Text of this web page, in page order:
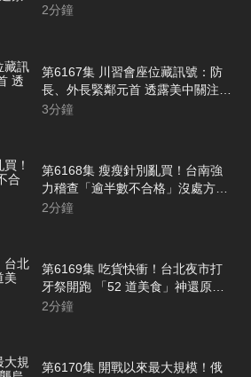
1700多人遭禁下船
2分鐘
第6167集 川習會座位藏訊號：防
長、外長緊鄰元首 透露美中關注焦
點
3分鐘
第6168集 瘦瘦針別亂買！台南強
力稽查「逾半數不合格」沒處方箋
也敢賣？
2分鐘
第6169集 吃貨快衝！台北夜市打
牙祭開跑 「52 道美食」神還原撲
克牌
2分鐘
第6170集 開戰以來最大規模！俄